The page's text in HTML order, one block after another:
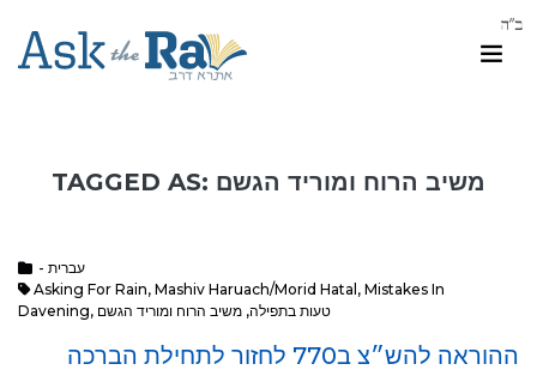
TAGGED AS: משיב הרוח ומוריד הגשם
- עברית
Asking For Rain, Mashiv Haruach/Morid Hatal , Mistakes In
Davening, טעות בתפילה, משיב הרוח ומוריד הגשם
ההוראה להש״צ ב770 לחזור לתחילת הברכה